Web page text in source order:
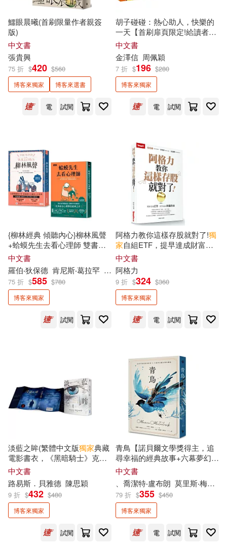
樊登(2)
比約恩．納提科．林德布勞(2)
池井戶潤(2)
沃依切．葛萊果斯基(2)
洪明道(2) 洪錦魁(2)
洪震宇(2) 海苔熊(2)
濱川真由美(2) 瀟湘神(2)
瀨尾麻衣子(2) 焦桐(2)
王乙甯(2) 王可樂日語(2)
瑪麗．巴菲特(2) 甘耀明(2)
申智媛(2) 町田尚子(2)
神老師&神媽咪（沈雅琪）(2)
童童老師(2) 米果(2)
米蘭‧昆德拉(2)
獨売出版(1) 玉山社(1)
生命潛能(1) 白金文化(1)
目宿媒體(1) 知田出版(1)
知英文化(1) 笛藤(1)
繪虹企業(1)
美日文本(1) 美藝學苑社(1)
自轉星球文化(1) 莫克文化(1)
菓子文化(1)
蒼璧出版有限公司(1)
藍襪子出版社(1) 行路(1)
衛城出版(1) 語樂多文化(1)
財團法人語言訓練測驗中心(1)
財經傳訊(1) 采藝出版(1)
雙囍出版(1)
靛藍出版有限公司(1)
鴻漸文化(1) 黑眼睛文化(1)
鼎文(1)
鱷眼晨曦(首刷限量作者親簽
版)
中文書
張貴興
75 折 $420 $560
博客來獨家 博客來選書
電 試閱
胡子碰碰：熱心助人，快樂的
一天【首刷扉頁限定!給讀者的
印刷簽繪版】
中文書
金澤信 周佩穎
7 折 $196 $280
博客來獨家
電 試閱
{柳林經典 傾聽內心}柳林風聲
+蛤蟆先生去看心理師 雙書
附：諮商心理師
色問候卡」
中文書
羅伯‧狄保德 肯尼斯‧葛拉罕 郭漁 張美惠
75 折 $585 $780
博客來獨家
試閱
阿格力教你這樣存股就對了!獨
家自組ETF，提早達成財富自
由
中文書
阿格力
9 折 $324 $360
博客來獨家
電 試閱
淡藍之眸(繁體中文版獨家典藏
電影書衣，《黑暗騎士》克里
斯汀‧貝爾主演NETFLIX同名電
影原著小說)
中文書
路易斯．貝雅德 陳思穎
9 折 $432 $480
博客來獨家
試閱
青鳥【諾貝爾文學獎得主，追
尋幸福的經典故事+六幕夢幻劇
珍藏版】(
全彩插畫)
中文書
、喬潔特‧盧布朗 莫里斯‧梅特林克
79 折 $355 $450
博客來獨家
電 試閱